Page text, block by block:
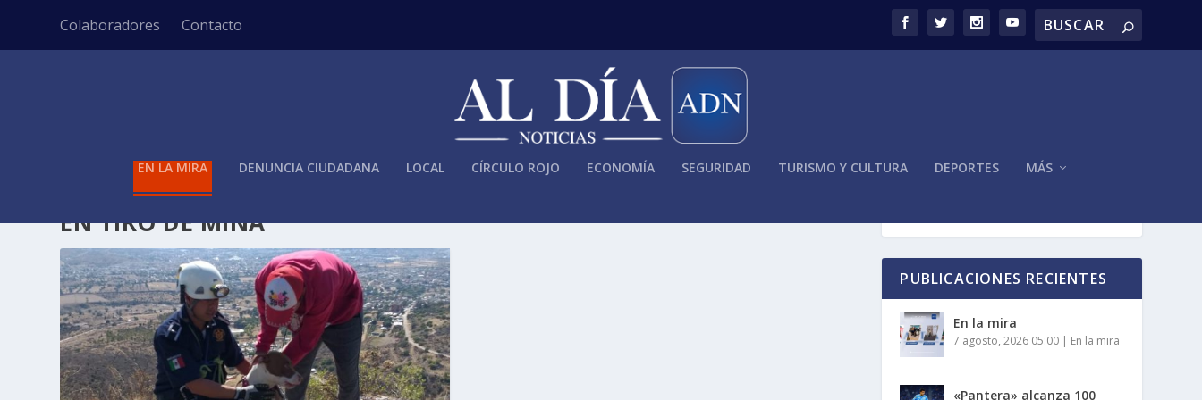
Colaboradores Contacto
EN LA MIRA DENUNCIA CIUDADANA LOCAL CÍRCULO ROJO ECONOMÍA SEGURIDAD TURISMO Y CULTURA DEPORTES MÁS
ETIQUETA:RESCATAN BOMBEROS DE HIDALGO A PERRO QUE CAYÓ
EN TIRO DE MINA
PUBLICACIONES RECIENTES
En la mira
7 agosto, 2026 05:00 | En la mira
«Pantera» alcanza 100